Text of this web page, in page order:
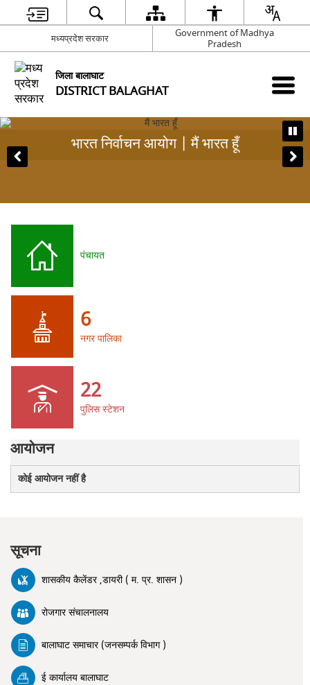
मध्यप्रदेश सरकार
Government of Madhya
Pradesh
जिला बालाघाट
DISTRICT BALAGHAT
भारत निर्वाचन आयोग | मैं भारत हूँ
पंचायत
6
नगर पालिका
22
पुलिस स्टेशन
आयोजन
कोई आयोजन नहीं है
सूचना
शासकीय कैलेंडर ,डायरी ( म. प्र. शासन )
रोजगार संचालनालय
बालाघाट समाचार (जनसम्पर्क विभाग )
ई कार्यालय बालाघाट